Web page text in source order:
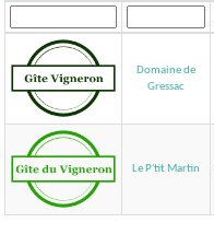
Domaine de
Gressac
Le P'tit Martin